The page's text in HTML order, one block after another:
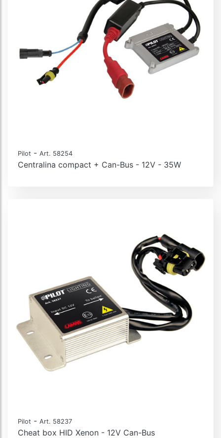
Pilot - Art. 58254
Centralina compact + Can-Bus - 12V - 35W
Pilot - Art. 58237
Cheat box HID Xenon - 12V Can-Bus